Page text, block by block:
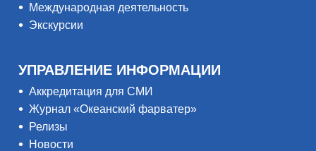
Международная деятельность
Экскурсии
УПРАВЛЕНИЕ ИНФОРМАЦИИ
Аккредитация для СМИ
Журнал «Океанский фарватер»
Релизы
Новости